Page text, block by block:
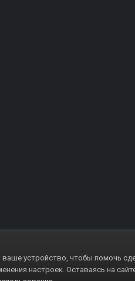
ваше устройство, чтобы помочь
настроек. Оставаясь на